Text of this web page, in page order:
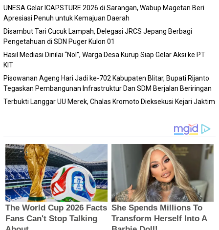
‎UNESA Gelar ICAPSTURE 2026 di Sarangan, Wabup Magetan Beri
Apresiasi Penuh untuk Kemajuan Daerah
Disambut Tari Cucuk Lampah, Delegasi JRCS Jepang Berbagi
Pengetahuan di SDN Puger Kulon 01
Hasil Mediasi Dinilai “Nol”, Warga Desa Kurup Siap Gelar Aksi ke PT
KIT
Pisowanan Ageng Hari Jadi ke-702 Kabupaten Blitar, Bupati Rijanto
Tegaskan Pembangunan Infrastruktur Dan SDM Berjalan Beriringan
Terbukti Langgar UU Merek, Chalas Kromoto Dieksekusi Kejari Jaktim